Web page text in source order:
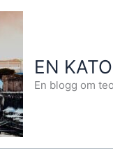
EN
En blogg om